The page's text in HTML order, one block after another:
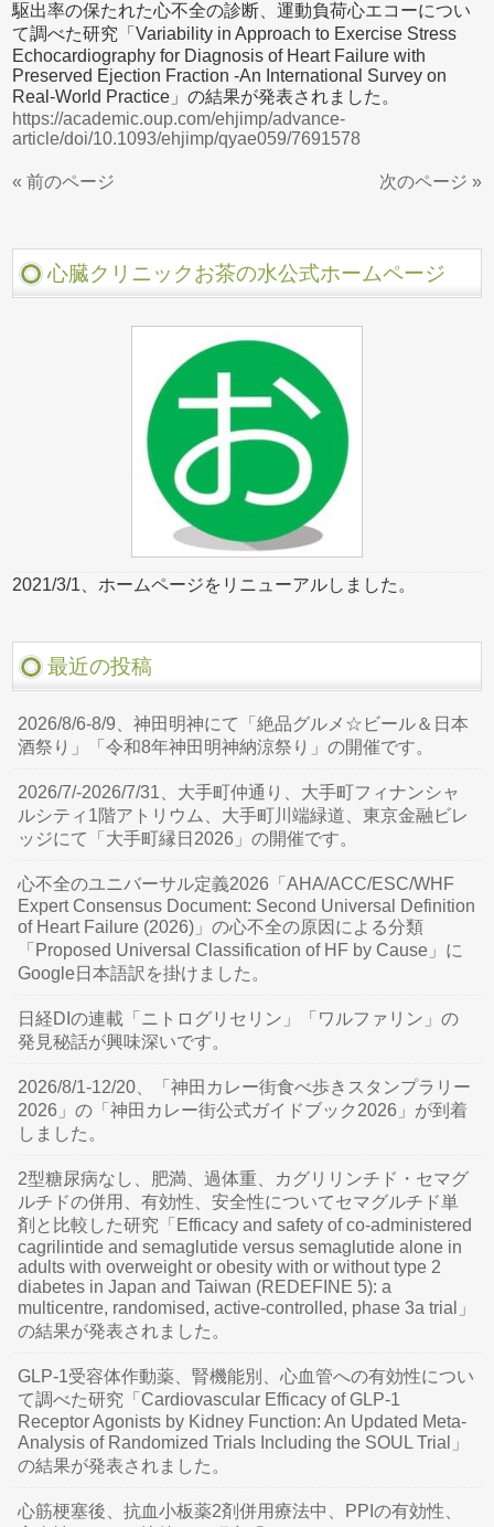
駆出率の保たれた心不全の診断、運動負荷心エコーについ
て調べた研究「Variability in Approach to Exercise Stress
Echocardiography for Diagnosis of Heart Failure with
Preserved Ejection Fraction -An International Survey on
Real-World Practice」の結果が発表されました。
https://academic.oup.com/ehjimp/advance-
article/doi/10.1093/ehjimp/qyae059/7691578
« 前のページ 次のページ »
心臓クリニックお茶の水公式ホームページ
2021/3/1、ホームページをリニューアルしました。
最近の投稿
2026/8/6-8/9、神田明神にて「絶品グルメ☆ビール＆日本
酒祭り」「令和8年神田明神納涼祭り」の開催です。
2026/7/-2026/7/31、大手町仲通り、大手町フィナンシャ
ルシティ1階アトリウム、大手町川端緑道、東京金融ビレ
ッジにて「大手町縁日2026」の開催です。
心不全のユニバーサル定義2026「AHA/ACC/ESC/WHF
Expert Consensus Document: Second Universal Definition
of Heart Failure (2026)」の心不全の原因による分類
「Proposed Universal Classification of HF by Cause」に
Google日本語訳を掛けました。
日経DIの連載「ニトログリセリン」「ワルファリン」の
発見秘話が興味深いです。
2026/8/1-12/20、「神田カレー街食べ歩きスタンプラリー
2026」の「神田カレー街公式ガイドブック2026」が到着
しました。
2型糖尿病なし、肥満、過体重、カグリリンチド・セマグ
ルチドの併用、有効性、安全性についてセマグルチド単
剤と比較した研究「Efficacy and safety of co-administered
cagrilintide and semaglutide versus semaglutide alone in
adults with overweight or obesity with or without type 2
diabetes in Japan and Taiwan (REDEFINE 5): a
multicentre, randomised, active-controlled, phase 3a trial」
の結果が発表されました。
GLP-1受容体作動薬、腎機能別、心血管への有効性につい
て調べた研究「Cardiovascular Efficacy of GLP-1
Receptor Agonists by Kidney Function: An Updated Meta-
Analysis of Randomized Trials Including the SOUL Trial」
の結果が発表されました。
心筋梗塞後、抗血小板薬2剤併用療法中、PPIの有効性、